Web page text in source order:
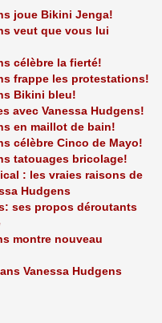
joue Bikini Jenga!
veut que vous lui
célèbre la fierté!
frappe les protestations!
Bikini bleu!
avec Vanessa Hudgens!
en maillot de bain!
célèbre Cinco de Mayo!
tatouages bricolage!
: les vraies raisons de
Hudgens
ses propos déroutants
montre nouveau
Vanessa Hudgens